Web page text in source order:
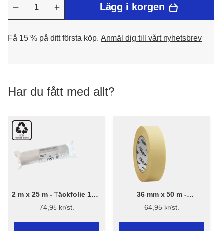
Lägg i korgen
Få 15 % på ditt första köp. Anmäl dig till vårt nyhetsbrev
Har du fått med allt?
2 m x 25 m - Täckfolie 13 µ
Återvunnet plast
74,95 kr/st.
36 mm x 50 m -
Maskeringstejp - Flügger
64,95 kr/st.